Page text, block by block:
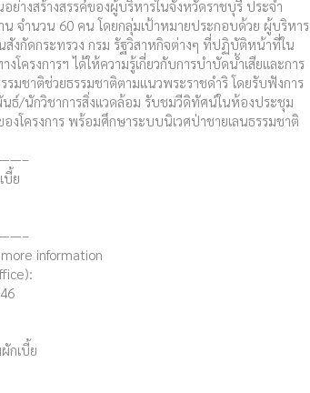
ย่างสร้างสรรค์ของผู้บริหารในจังหวัดราชบุรี ประจำ
จำนวน 60 คน โดยกลุ่มเป้าหมายประกอบด้วย ผู้บริหาร
สังกัดกระทรวง กรม รัฐวิสาหกิจต่างๆ ที่ปฏิบัติหน้าที่ใน
โครงการฯ ได้ให้ความรู้เกี่ยวกับการบำบัดน้ำเสียและการ
มชาติช่วยธรรมชาติตามแนวพระราชดำริ โดยรับฟังการ
ธ์/นักวิชาการสิ่งแวดล้อม รับชมวีดิทัศน์ในห้องประชุม
งโครงการ พร้อมศึกษาระบบนิเวศป่าชายเลนธรรมชาติ
บี้ย
information
กเบี้ย